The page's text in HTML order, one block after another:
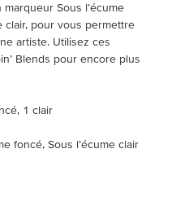
marqueur Sous l’écume
clair, pour vous permettre
artiste. Utilisez ces
Blends pour encore plus
1 clair
foncé, Sous l’écume clair